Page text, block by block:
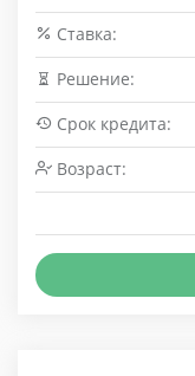
Cтавка:
Решение:
Срок кредита:
Возраст: